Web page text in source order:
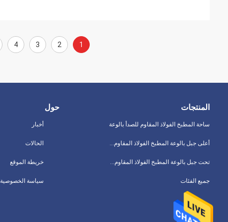
1
2
3
4
حول
أخبار
الحالات
خريطة الموقع
سياسة الخصوصية
المنتجات
ساحة المطبخ الفولاذ المقاوم للصدأ بالوعة
أعلى جبل بالوعة المطبخ الفولاذ المقاوم للصدأ
تحت جبل بالوعة المطبخ الفولاذ المقاوم للصدأ
جميع الفئات